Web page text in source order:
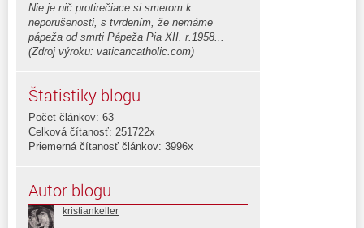
Nie je nič protirečiace si smerom k
neporušenosti, s tvrdením, že nemáme
pápeža od smrti Pápeža Pia XII. r.1958...
(Zdroj výroku: vaticancatholic.com)
Štatistiky blogu
Počet článkov: 63
Celková čítanosť: 251722x
Priemerná čítanosť článkov: 3996x
Autor blogu
kristiankeller